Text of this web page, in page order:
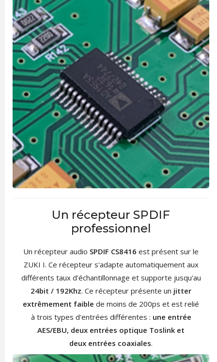
Un récepteur SPDIF
professionnel
Un récepteur audio SPDIF CS8416 est présent sur le
ZUKI I. Ce récepteur s'adapte automatiquement aux
différents taux d'échantillonnage et supporte jusqu'au
24bit / 192Khz. Ce récepteur présente un jitter
extrêmement faible de moins de 200ps et est relié
à trois types d'entrées différentes : une entrée
AES/EBU, deux entrées optique Toslink et
deux entrées coaxiales.